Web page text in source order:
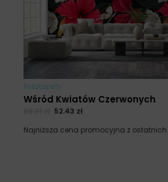
Fototapety
Wśród Kwiatów Czerwonych
52.43 zł
Najniższa cena promocyjna z ostatnich